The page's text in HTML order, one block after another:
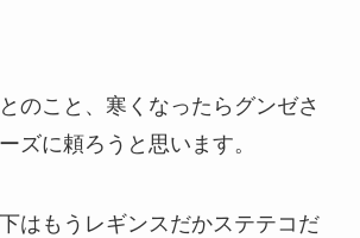
のこと、寒くなったらグンゼさ
ズに頼ろうと思います。
はもうレギンスだかステテコだ